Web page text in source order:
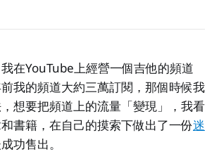
在YouTube上經營一個吉他的頻道
我的頻道大約三萬訂閱，那個時候我
想要把頻道上的流量「變現」，我看
書籍，在自己的摸索下做出了一份迷
功售出。